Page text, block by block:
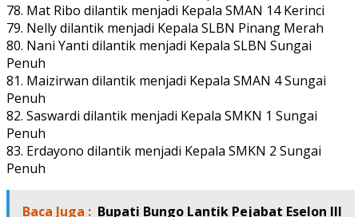
78. Mat Ribo dilantik menjadi Kepala SMAN 14 Kerinci
79. Nelly dilantik menjadi Kepala SLBN Pinang Merah
80. Nani Yanti dilantik menjadi Kepala SLBN Sungai
Penuh
81. Maizirwan dilantik menjadi Kepala SMAN 4 Sungai
Penuh
82. Saswardi dilantik menjadi Kepala SMKN 1 Sungai
Penuh
83. Erdayono dilantik menjadi Kepala SMKN 2 Sungai
Penuh
Baca Juga : Bupati Bungo Lantik Pejabat Eselon III